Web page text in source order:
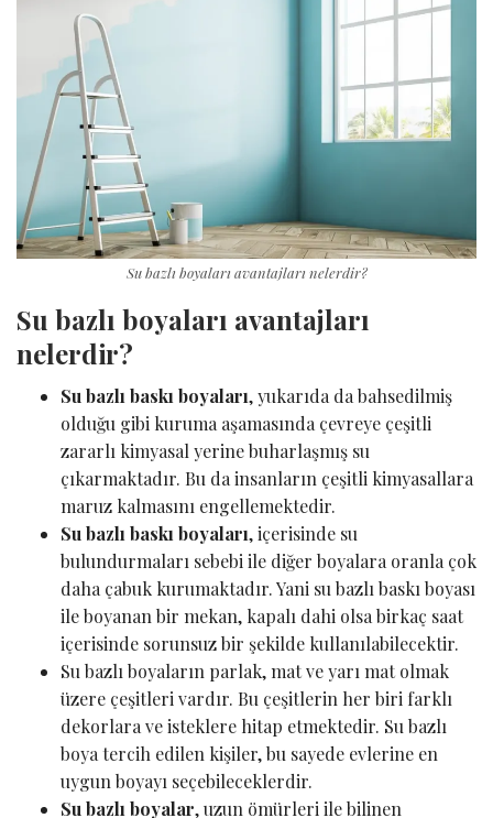
Su bazlı boyaları avantajları nelerdir?
Su bazlı boyaları avantajları
nelerdir?
Su bazlı baskı boyaları, yukarıda da bahsedilmiş
olduğu gibi kuruma aşamasında çevreye çeşitli
zararlı kimyasal yerine buharlaşmış su
çıkarmaktadır. Bu da insanların çeşitli kimyasallara
maruz kalmasını engellemektedir.
Su bazlı baskı boyaları, içerisinde su
bulundurmaları sebebi ile diğer boyalara oranla çok
daha çabuk kurumaktadır. Yani su bazlı baskı boyası
ile boyanan bir mekan, kapalı dahi olsa birkaç saat
içerisinde sorunsuz bir şekilde kullanılabilecektir.
Su bazlı boyaların parlak, mat ve yarı mat olmak
üzere çeşitleri vardır. Bu çeşitlerin her biri farklı
dekorlara ve isteklere hitap etmektedir. Su bazlı
boya tercih edilen kişiler, bu sayede evlerine en
uygun boyayı seçebileceklerdir.
Su bazlı boyalar, uzun ömürleri ile bilinen